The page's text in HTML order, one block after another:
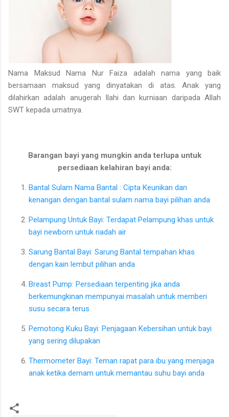
Nama Maksud Nama Nur Faiza adalah nama yang baik
bersamaan maksud yang dinyatakan di atas. Anak yang
dilahirkan adalah anugerah Ilahi dan kurniaan daripada Allah
SWT kepada umatnya.
Barangan bayi yang mungkin anda terlupa untuk
persediaan kelahiran bayi anda:
Bantal Sulam Nama Bantal : Cipta Keunikan dan
kenangan dengan bantal sulam nama bayi pilihan anda
Pelampung Untuk Bayi: Terdapat Pelampung khas untuk
bayi newborn untuk riadah air
Sarung Bantal Bayi: Sarung Bantal tempahan khas
dengan kain lembut pilihan anda
Breast Pump: Persediaan terpenting jika anda
berkemungkinan mempunyai masalah untuk memberi
susu secara terus
Pemotong Kuku Bayi: Penjagaan Kebersihan untuk bayi
yang sering dilupakan
Thermometer Bayi: Teman rapat para ibu yang menjaga
anak ketika demam untuk memantau suhu bayi anda